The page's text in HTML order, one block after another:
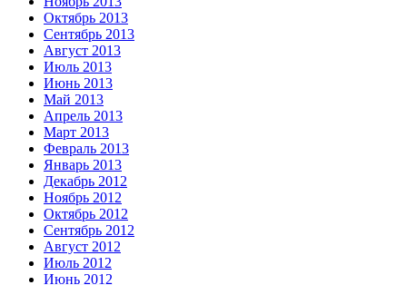
Октябрь 2013
Сентябрь 2013
Август 2013
Июль 2013
Июнь 2013
Май 2013
Апрель 2013
Март 2013
Февраль 2013
Январь 2013
Декабрь 2012
Ноябрь 2012
Октябрь 2012
Сентябрь 2012
Август 2012
Июль 2012
Июнь 2012